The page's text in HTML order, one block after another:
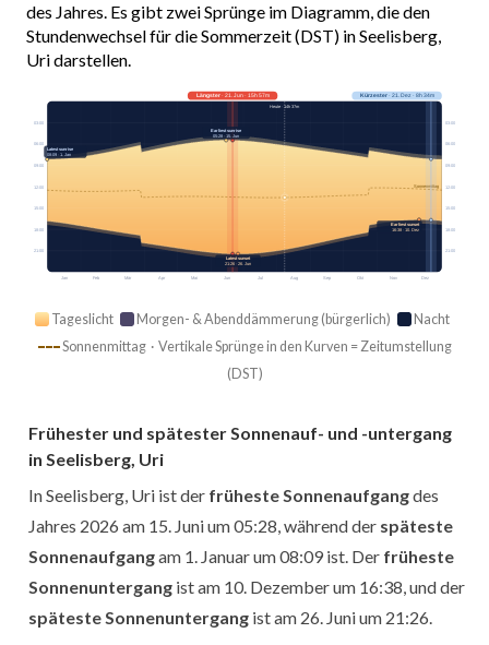
des Jahres. Es gibt zwei Sprünge im Diagramm, die den
Stundenwechsel für die Sommerzeit (DST) in Seelisberg,
Uri darstellen.
Jan Feb Mär Apr Mai Jun Jul Aug Sep Okt Nov Dez
Sonnenmittag
03:00 03:00
06:00 06:00
09:00 09:00
12:00 12:00
15:00 15:00
18:00 18:00
21:00 21:00
Längster· 21. Jun · 15h 57m Kürzester· 21. Dez · 8h 34m
Heute · 14h 37m
Earliest sunrise
05:28 · 15. Jun
Latest sunrise
08:09 · 1. Jan
Earliest sunset
16:38 · 10. Dez
Latest sunset
21:26 · 26. Jun
Tageslicht Morgen- & Abenddämmerung (bürgerlich)
Nacht
Sonnenmittag · Vertikale Sprünge in den Kurven = Zeitumstellung
(DST)
Frühester und spätester Sonnenauf- und -untergang
in Seelisberg, Uri
In Seelisberg, Uri ist der früheste Sonnenaufgangdes
Jahres 2026 am 15. Juni um 05:28, während der späteste
Sonnenaufgangam 1. Januar um 08:09 ist. Der früheste
Sonnenuntergang ist am 10. Dezember um 16:38, und der
späteste Sonnenuntergang ist am 26. Juni um 21:26.